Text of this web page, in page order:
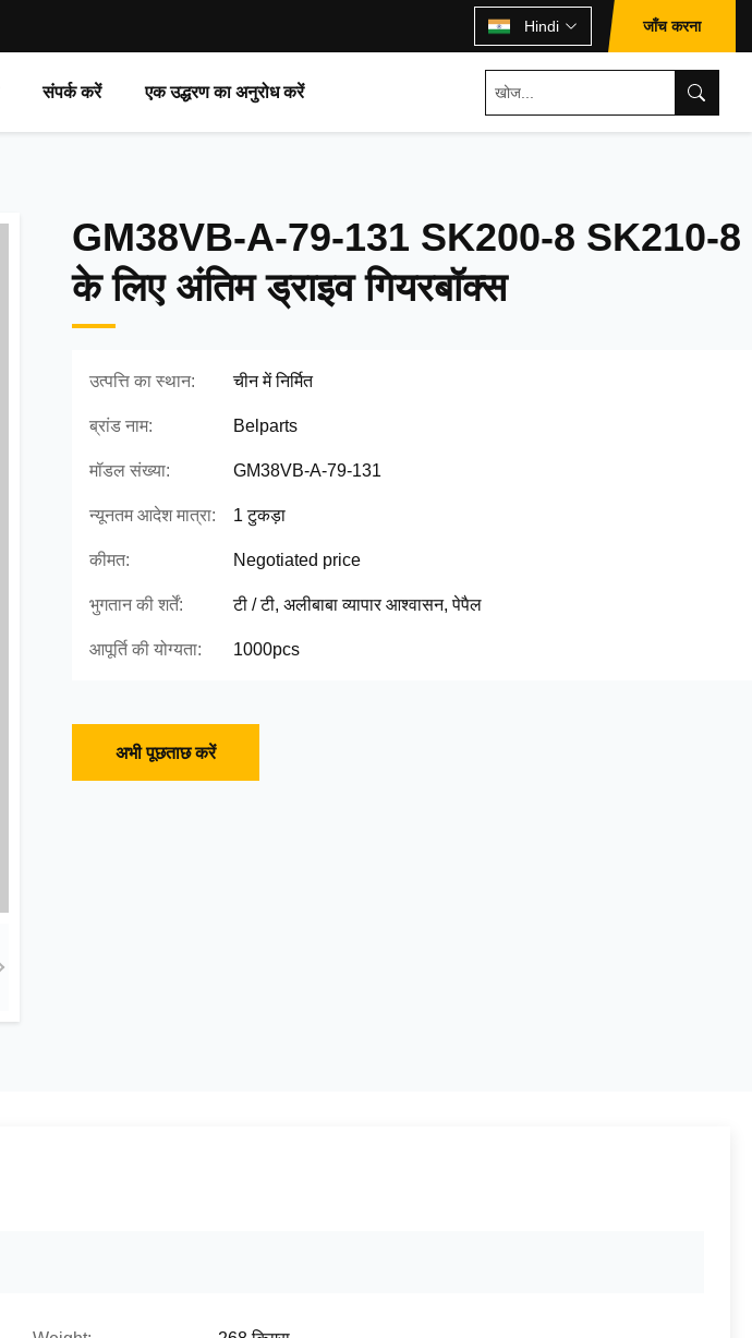
Hindi जाँच करना
संपर्क करें एक उद्धरण का अनुरोध करें
GM38VB-A-79-131 SK200-8 SK210-8
के लिए अंतिम ड्राइव गियरबॉक्स
उत्पत्ति का स्थान: चीन में निर्मित
ब्रांड नाम: Belparts
मॉडल संख्या: GM38VB-A-79-131
न्यूनतम आदेश मात्रा: 1 टुकड़ा
कीमत: Negotiated price
भुगतान की शर्तें: टी / टी, अलीबाबा व्यापार आश्वासन, पेपैल
आपूर्ति की योग्यता: 1000pcs
अभी पूछताछ करें